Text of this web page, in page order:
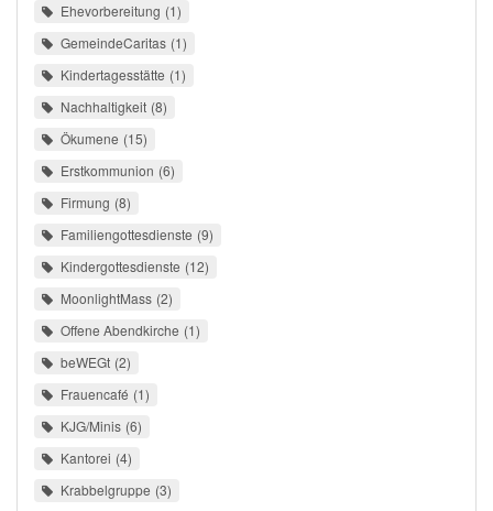
Ehevorbereitung 1
GemeindeCaritas 1
Kindertagesstätte 1
Nachhaltigkeit 8
Ökumene 15
Erstkommunion 6
Firmung 8
Familiengottesdienste 9
Kindergottesdienste 12
MoonlightMass 2
Offene Abendkirche 1
beWEGt 2
Frauencafé 1
KJG/Minis 6
Kantorei 4
Krabbelgruppe 3